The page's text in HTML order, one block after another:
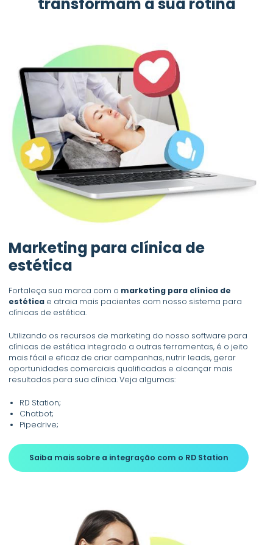
Marketing para clínica de
estética
Fortaleça sua marca com o marketing para clínica de
estética e atraia mais pacientes com nosso sistema para
clínicas de estética.
Utilizando os recursos de marketing do nosso software para
clínicas de estética integrado a outras ferramentas, é o jeito
mais fácil e eficaz de criar campanhas, nutrir leads, gerar
oportunidades comerciais qualificadas e alcançar mais
resultados para sua clínica. Veja algumas:
RD Station;
Chatbot;
Pipedrive;
Saiba mais sobre a integração com o RD Station